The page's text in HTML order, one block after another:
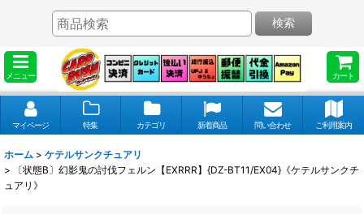
メニュー カート
検索
マイページ 特集 カテゴリ 新着商品 問い合わせ ご利用案内
ホーム > ケテルサンクチュアリ
>
〔状態B〕幻影鬼の討伐フェルン【EXRRR】{DZ-BT11/EX04}《ケテルサンクチ
ュアリ》